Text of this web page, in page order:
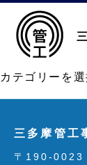
カテゴリーを
三多摩管工
〒190-0023